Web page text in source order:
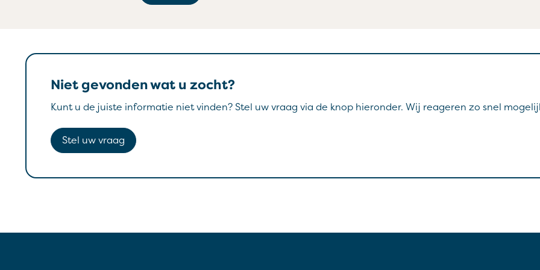
Niet gevonden wat u zocht?
Kunt u de juiste informatie niet vinden? Stel uw vraag via de knop hieronder. Wij reageren zo snel
Stel uw vraag